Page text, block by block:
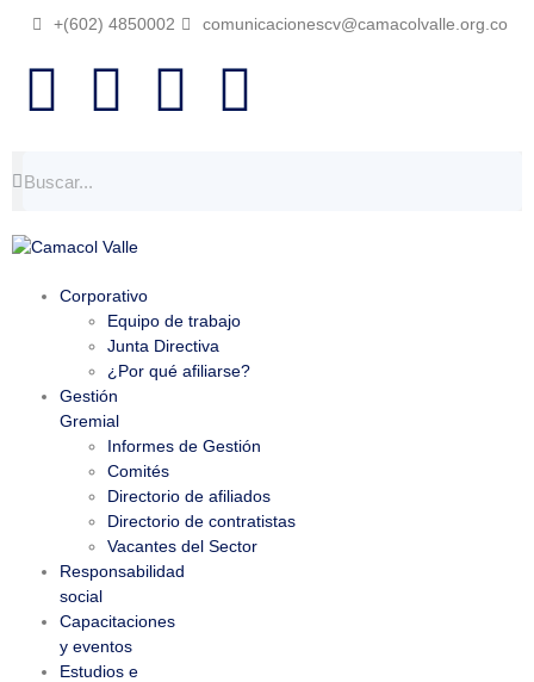
+(602) 4850002 comunicacionescv@camacolvalle.org.co
Corporativo
Equipo de trabajo
Junta Directiva
¿Por qué afiliarse?
Gestión
Gremial
Informes de Gestión
Comités
Directorio de afiliados
Directorio de contratistas
Vacantes del Sector
Responsabilidad
social
Capacitaciones
y eventos
Estudios e